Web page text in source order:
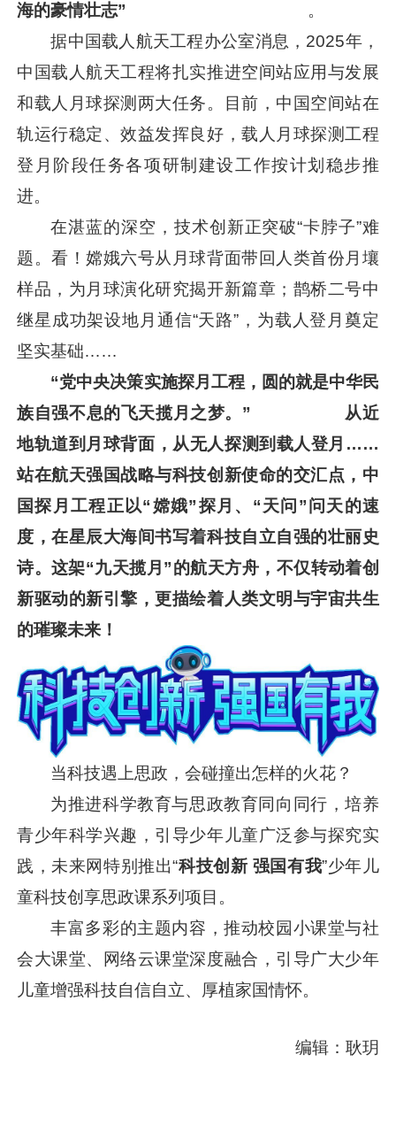
海的豪情壮志”
。
据中国载人航天工程办公室消息，2025年，
中国载人航天工程将扎实推进空间站应用与发展
和载人月球探测两大任务。目前，中国空间站在
轨运行稳定、效益发挥良好，载人月球探测工程
登月阶段任务各项研制建设工作按计划稳步推
进。
在湛蓝的深空，技术创新正突破“卡脖子”难
题。看！嫦娥六号从月球背面带回人类首份月壤
样品，为月球演化研究揭开新篇章；鹊桥二号中
继星成功架设地月通信“天路”，为载人登月奠定
坚实基础……
“党中央决策实施探月工程，圆的就是中华民
族自强不息的飞天揽月之梦。” 从近
地轨道到月球背面，从无人探测到载人登月……
站在航天强国战略与科技创新使命的交汇点，中
国探月工程正以“嫦娥”探月、“天问”问天的速
度，在星辰大海间书写着科技自立自强的壮丽史
诗。这架“九天揽月”的航天方舟，不仅转动着创
新驱动的新引擎，更描绘着人类文明与宇宙共生
的璀璨未来！
当科技遇上思政，会碰撞出怎样的火花？
为推进科学教育与思政教育同向同行，培养
青少年科学兴趣，引导少年儿童广泛参与探究实
践，未来网特别推出“科技创新 强国有我”少年儿
童科技创享思政课系列项目。
丰富多彩的主题内容，推动校园小课堂与社
会大课堂、网络云课堂深度融合，引导广大少年
儿童增强科技自信自立、厚植家国情怀。
编辑：耿玥